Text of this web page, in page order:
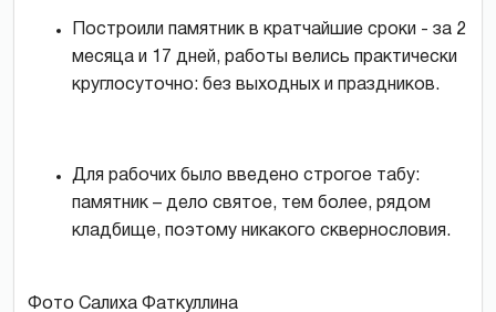
Построили памятник в кратчайшие сроки - за 2
месяца и 17 дней, работы велись практически
круглосуточно: без выходных и праздников.
Для рабочих было введено строгое табу:
памятник – дело святое, тем более, рядом
кладбище, поэтому никакого сквернословия.
Фото Салиха Фаткуллина